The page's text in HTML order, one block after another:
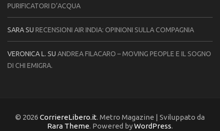
PURIFICATORI D’ACQUA
SARASU RECENSIONI AIR INDIA: OPINIONI SULLA COMPAGNIA
VERONICA L. SU ANDREA FILACARO – MOVING PEOPLE E IL SOGNO
DI CHI EMIGRA.
© 2026 CorriereLibero.it. Metro Magazine | Sviluppato da
Rara Theme. Powered byWordPress.